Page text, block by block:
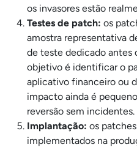
os invasores estão
Testes de patch: os
amostra representativa
de teste dedicado antes
objetivo é identificar o
aplicativo financeiro ou
impacto ainda é
reversão sem incidentes.
Implantação: os
implementados na